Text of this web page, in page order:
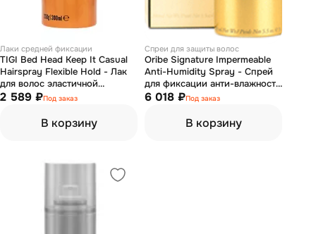
Лаки средней фиксации
TIGI Bed Head Keep It Casual
Hairspray Flexible Hold - Лак
для волос эластичной
фиксации 300 мл
2 589 ₽Под заказ
В корзину
Спреи для защиты волос
Oribe Signature Impermeable
Anti-Humidity Spray - Спрей
для фиксации анти-влажность
"Лак-защита" 200 мл
6 018 ₽Под заказ
В корзину